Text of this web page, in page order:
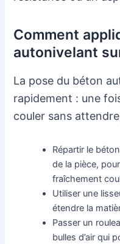
Comment
autonivelant
La pose du béton
rapidement : une
couler sans
Répartir le
de la pièce,
fraîchement
Utiliser une
étendre la
Passer un
bulles d’air qui